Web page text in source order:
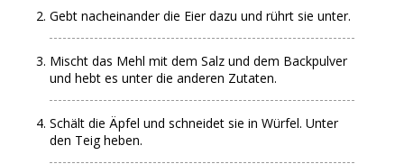
Gebt nacheinander die Eier dazu und rührt sie unter.
Mischt das Mehl mit dem Salz und dem Backpulver
und hebt es unter die anderen Zutaten.
Schält die Äpfel und schneidet sie in Würfel. Unter
den Teig heben.